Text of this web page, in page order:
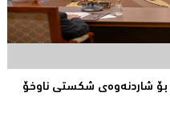
شاردنەوەی شكستی ناوخۆ